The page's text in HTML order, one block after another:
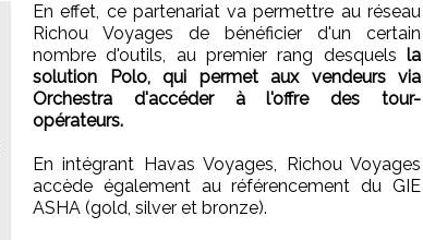
En effet, ce partenariat va permettre au réseau
Richou Voyages de bénéficier d'un certain
nombre d'outils, au premier rang desquels la
solution Polo, qui permet aux vendeurs via
Orchestra d'accéder à l'offre des tour-
opérateurs.
En intégrant Havas Voyages, Richou Voyages
accède également au référencement du GIE
ASHA (gold, silver et bronze).